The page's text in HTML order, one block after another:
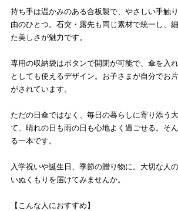
持ち手は温かみのある合板製で、やさしい手触
由のひとつ。石突・露先も同じ素材で統一し、
た美しさが魅力です。
専用の収納袋はボタンで開閉が可能で、傘を入
としても使えるデザイン。お子さまが自分でお
がされています。
ただの日傘ではなく、毎日の暮らしに寄り添う
て、晴れの日も雨の日も心地よく過ごせる。そ
る一本です。
入学祝いや誕生日、季節の贈り物に。大切な人
いぬくもりを届けてみませんか。
【こんな人におすすめ】